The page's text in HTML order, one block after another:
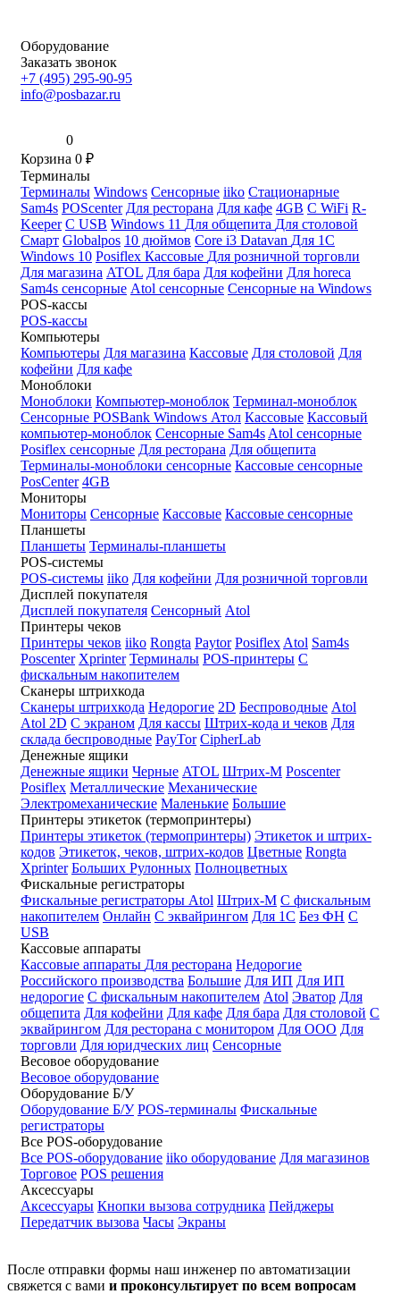
Оборудование
Заказать звонок
+7 (495) 295-90-95
info@posbazar.ru
0
Корзина 0 ₽
Терминалы
Терминалы Windows Сенсорные iiko Стационарные
Sam4s POScenter Для ресторана Для кафе 4GB С WiFi R-
Keeper С USB Windows 11 Для общепита Для столовой
Смарт Globalpos 10 дюймов Core i3 Datavan Для 1С
Windows 10 Posiflex Кассовые Для розничной торговли
Для магазина ATOL Для бара Для кофейни Для horeca
Sam4s сенсорные Atol сенсорные Сенсорные на Windows
POS-кассы
POS-кассы
Компьютеры
Компьютеры Для магазина Кассовые Для столовой Для
кофейни Для кафе
Моноблоки
Моноблоки Компьютер-моноблок Терминал-моноблок
Сенсорные POSBank Windows Атол Кассовые Кассовый
компьютер-моноблок Сенсорные Sam4s Atol сенсорные
Posiflex сенсорные Для ресторана Для общепита
Терминалы-моноблоки сенсорные Кассовые сенсорные
PosCenter 4GB
Мониторы
Мониторы Сенсорные Кассовые Кассовые сенсорные
Планшеты
Планшеты Терминалы-планшеты
POS-системы
POS-системы iiko Для кофейни Для розничной торговли
Дисплей покупателя
Дисплей покупателя Сенсорный Atol
Принтеры чеков
Принтеры чеков iiko Rongta Paytor Posiflex Atol Sam4s
Poscenter Xprinter Терминалы POS-принтеры С
фискальным накопителем
Сканеры штрихкода
Сканеры штрихкода Недорогие 2D Беспроводные Atol
Atol 2D С экраном Для кассы Штрих-кода и чеков Для
склада беспроводные PayTor CipherLab
Денежные ящики
Денежные ящики Черные ATOL Штрих-М Poscenter
Posiflex Металлические Механические
Электромеханические Маленькие Большие
Принтеры этикеток (термопринтеры)
Принтеры этикеток (термопринтеры) Этикеток и штрих-
кодов Этикеток, чеков, штрих-кодов Цветные Rongta
Xprinter Больших Рулонных Полноцветных
Фискальные регистраторы
Фискальные регистраторы Atol Штрих-М С фискальным
накопителем Онлайн С эквайрингом Для 1С Без ФН С
USB
Кассовые аппараты
Кассовые аппараты Для ресторана Недорогие
Российского производства Большие Для ИП Для ИП
недорогие С фискальным накопителем Atol Эватор Для
общепита Для кофейни Для кафе Для бара Для столовой С
эквайрингом Для ресторана с монитором Для ООО Для
торговли Для юридческих лиц Сенсорные
Весовое оборудование
Весовое оборудование
Оборудование Б/У
Оборудование Б/У POS-терминалы Фискальные
регистраторы
Все POS-оборудование
Все POS-оборудование iiko оборудование Для магазинов
Торговое POS решения
Аксессуары
Аксессуары Кнопки вызова сотрудника Пейджеры
Передатчик вызова Часы Экраны
После отправки формы наш инженер по автоматизации
свяжется с вами и проконсультирует по всем вопросам